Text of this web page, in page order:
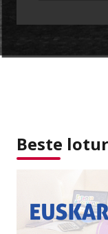
Beste